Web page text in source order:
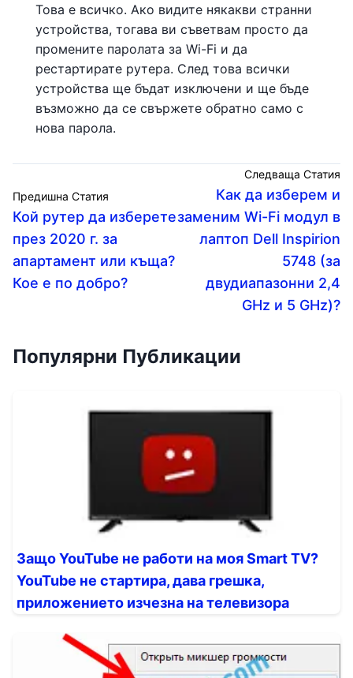
Това е всичко. Ако видите някакви странни
устройства, тогава ви съветвам просто да
промените паролата за Wi-Fi и да
рестартирате рутера. След това всички
устройства ще бъдат изключени и ще бъде
възможно да се свържете обратно само с
нова парола.
Предишна Статия
Кой рутер да изберете
през 2020 г. за
апартамент или къща?
Кое е по добро?
Следваща Статия
Как да изберем и
заменим Wi-Fi модул в
лаптоп Dell Inspirion
5748 (за
двудиапазонни 2,4
GHz и 5 GHz)?
Популярни Публикации
Защо YouTube не работи на моя Smart TV?
YouTube не стартира, дава грешка,
приложението изчезна на телевизора